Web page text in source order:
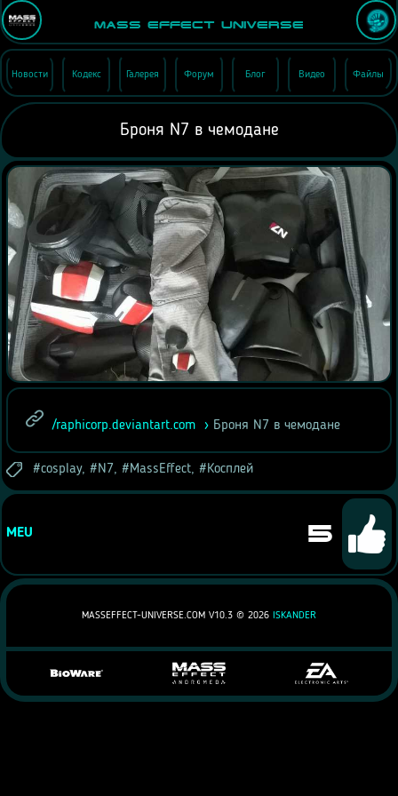
Mass Effect Universe
Новости Кодекс Галерея Форум Блог Видео Файлы
Броня N7 в чемодане
/raphicorp.deviantart.com Броня N7 в чемодане
cosplay, N7, MassEffect, Косплей
MEU 5
MASSEFFECT-UNIVERSE.COM V10.3 © 2026 ISKANDER